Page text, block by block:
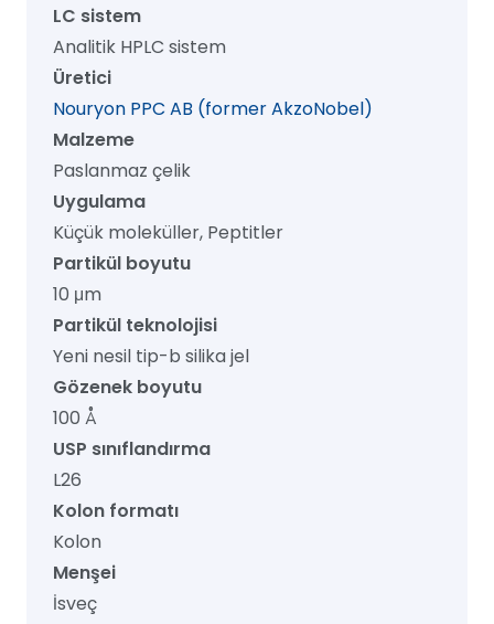
mm,
1/pk
adet
LC sistem
Analitik HPLC sistem
Üretici
Nouryon PPC AB (former AkzoNobel)
Malzeme
Paslanmaz çelik
Uygulama
Küçük moleküller, Peptitler
Partikül boyutu
10 μm
Partikül teknolojisi
Yeni nesil tip-b silika jel
Gözenek boyutu
100 Å
USP sınıflandırma
L26
Kolon formatı
Kolon
Menşei
İsveç